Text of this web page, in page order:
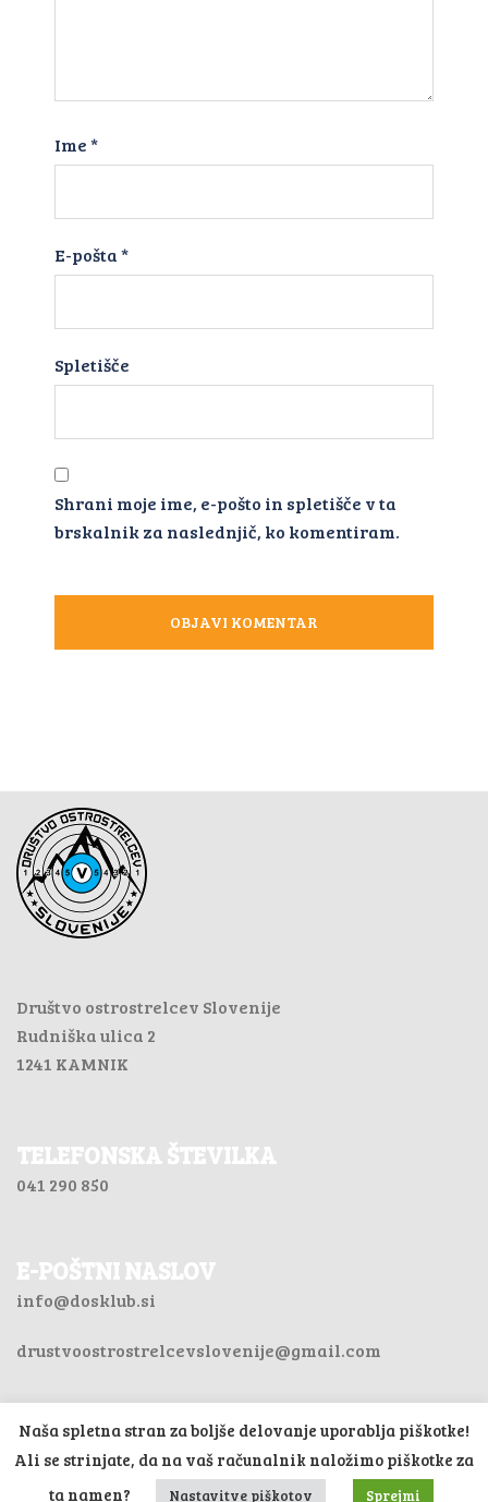
Ime*
E-pošta*
Spletišče
Shrani moje ime, e-pošto in spletišče v ta
brskalnik za naslednjič, ko komentiram.
Društvo ostrostrelcev Slovenije
Rudniška ulica 2
1241 KAMNIK
TELEFONSKA ŠTEVILKA
041 290 850
E-POŠTNI NASLOV
info@dosklub.si
drustvoostrostrelcevslovenije@gmail.com
© 2026 Društvo ostrostrelcev
Slovenija.Izdelava Računalništvo
FRUPO
Naša spletna stran za boljše delovanje uporablja piškotke!
Ali se strinjate, da na vaš računalnik naložimo piškotke za
ta namen?
Nastavitve piškotov Sprejmi